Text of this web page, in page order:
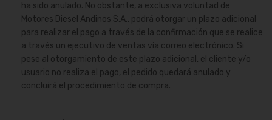
ha sido anulado. No obstante, a exclusiva voluntad de
Motores Diesel Andinos S.A., podrá otorgar un plazo adicional
para realizar el pago a través de la confirmación que se realice
a través un ejecutivo de ventas vía correo electrónico. Si
pese al otorgamiento de este plazo adicional, el cliente y/o
usuario no realiza el pago, el pedido quedará anulado y
concluirá el procedimiento de compra.